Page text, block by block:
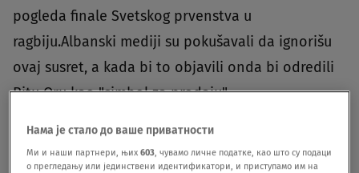
pogleda finale Svetskog prvenstva u
ragbiju.Albanski mediji su pokušavali da ignorišu
ovaj susret, a kada bi to objavili onda bi odredili
Ritu Oru kao "simbol za prodaju".
Нама је стало до ваше приватности
Ми и наши партнери, њих603, чувамо личне податке, као што су подаци
о прегледању или јединствени идентификатори, и приступамо им на